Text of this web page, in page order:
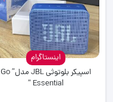
اینستاگرام
اسپیکر بلوتوثی JBL مدل” Go
Essential “